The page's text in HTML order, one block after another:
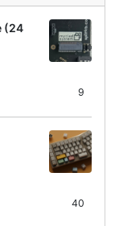
(24
9
40